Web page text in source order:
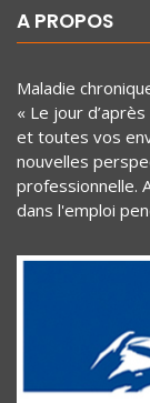
A PROPOS
Maladie
« Le jour
et toutes vos
nouvelles
professionnelle.
dans l'emploi